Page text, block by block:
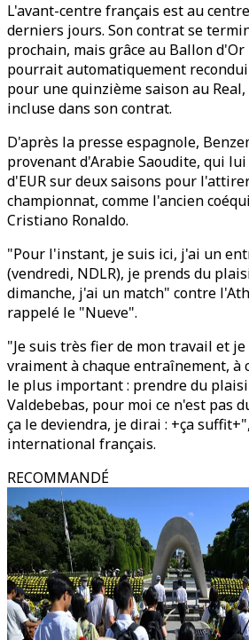
L'avant-centre français est au
derniers jours. Son contrat se
prochain, mais grâce au Ballon
pourrait automatiquement
pour une quinzième saison au
incluse dans son contrat.
D'après la presse espagnole,
provenant d'Arabie Saoudite, qui
d'EUR sur deux saisons pour
championnat, comme l'ancien
Cristiano Ronaldo.
"Pour l'instant, je suis ici, j'ai un
(vendredi, NDLR), je prends du
dimanche, j'ai un match" contre
rappelé le "Nueve".
"Je suis très fier de mon travail et
vraiment à chaque entraînement, à
le plus important : prendre du
Valdebebas, pour moi ce n'est pas
ça le deviendra, je dirai : +ça
international français.
RECOMMANDÉ